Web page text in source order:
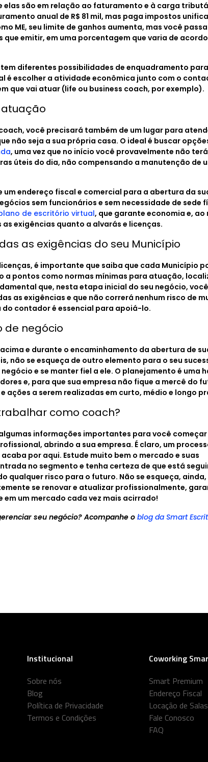
elas são em relação ao faturamento e à carga
anual de R$ 81 mil, mas paga impostos
ME, seu limite de ganhos aumenta, mas você
emitir, em uma porcentagem que varia de
diferentes possibilidades de enquadramento
é escolher a atividade econômica junto com o
que vai atuar (life ou business coach, por exemplo).
atuação
você precisará também de um lugar para
não seja a sua própria casa. O ideal é buscar
, uma vez que no início você provavelmente não
úteis do dia, não compensando a manutenção de
um endereço fiscal e comercial para a abertura da
sem funcionários e sem necessidade de sede
de escritório virtual, que garante economia e, ao
exigências quanto a alvarás e licenças.
as exigências do seu Município
é importante que saiba que cada Município
a pontos como normas mínimas para atuação,
que, nesta etapa inicial do seu negócio,
as exigências e que não correrá nenhum risco de
do contador é essencial para apoiá-lo.
de negócio
e durante o encaminhamento da abertura de
não se esqueça de outro elemento para o seu
e se manter fiel a ele. O planejamento é uma
e, para que sua empresa não fique a mercê do
ações a serem realizadas em curto, médio e longo
como coach?
informações importantes para você
abrindo a sua empresa. É claro, um
por aqui. Estude muito bem o mercado e suas
no segmento e tenha certeza de que está
qualquer risco para o futuro. Não se esqueça,
se renovar e atualizar profissionalmente,
um mercado cada vez mais acirrado!
seu negócio? Acompanhe o blog da Smart
Institucional
Sobre nós
Blog
Política de Privacidade
Termos e Condições
Coworking
Smart Premium
Endereço Fiscal
Locação de Salas
Fale Conosco
FAQ